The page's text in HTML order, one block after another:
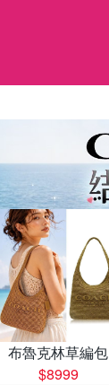
布魯克林草編包
$8999